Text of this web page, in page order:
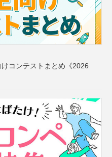
コンテストまとめ《2026